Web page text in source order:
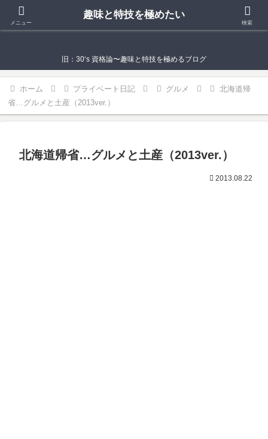
趣味と特技を極めたい
旧：30‘s 資格論〜趣味と特技を極めるブログ
ホーム プライベート日記 グルメ
北海道帰
省…グルメと土産（2013ver.）
北海道帰省…グルメと土産（2013ver.）
2013.08.22
メニュー
趣味と特技を極めたい
検索